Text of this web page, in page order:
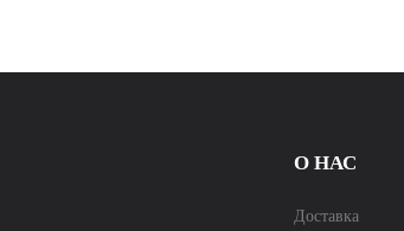
О НАС
Доставка